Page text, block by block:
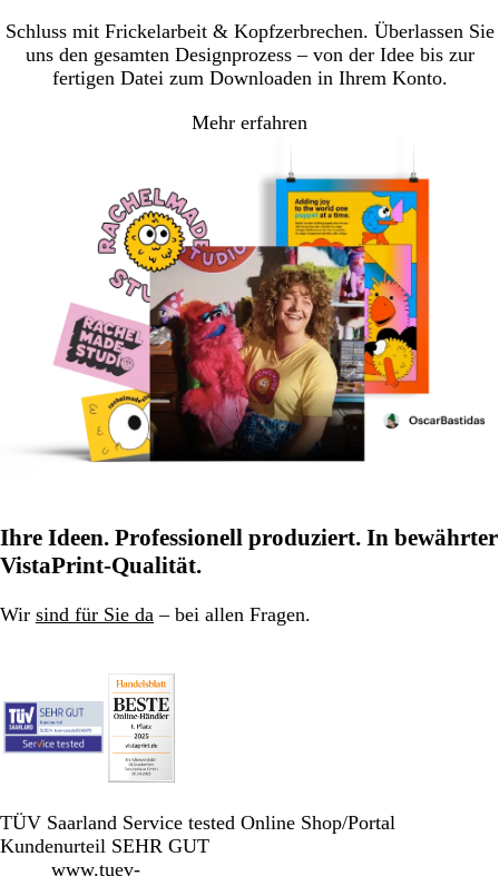
Schluss mit Frickelarbeit & Kopfzerbrechen. Überlassen Sie
uns den gesamten Designprozess – von der Idee bis zur
fertigen Datei zum Downloaden in Ihrem Konto.
Mehr erfahren
Ihre Ideen. Professionell produziert. In bewährter
VistaPrint-Qualität.
Wir sind für Sie da – bei allen Fragen.
TÜV Saarland Service tested Online Shop/Portal
Kundenurteil SEHR GUT
www.tuev-